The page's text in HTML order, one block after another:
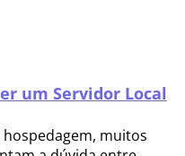
um Servidor Local
muitos